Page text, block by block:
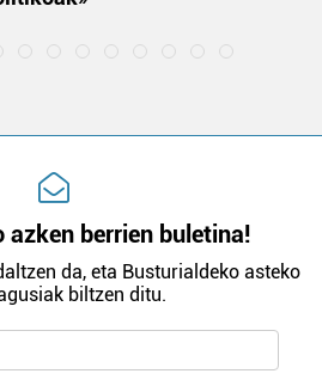
azken berrien buletina!
da, eta Busturialdeko asteko
biltzen ditu.